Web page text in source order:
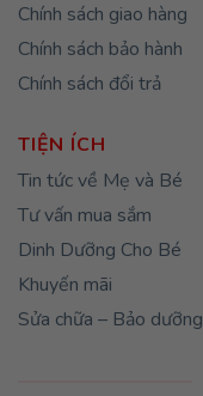
Chính sách giao hàng
Chính sách bảo hành
Chính sách đổi trả
TIỆN ÍCH
Tin tức về Mẹ và Bé
Tư vấn mua sắm
Dinh Dưỡng Cho Bé
Khuyến mãi
Sửa chữa – Bảo dưỡng